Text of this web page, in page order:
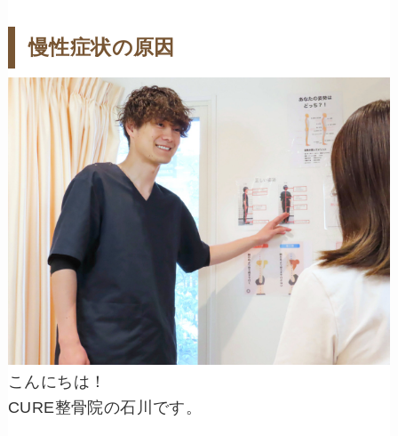
慢性症状の原因
こんにちは！
CURE整骨院の石川です。